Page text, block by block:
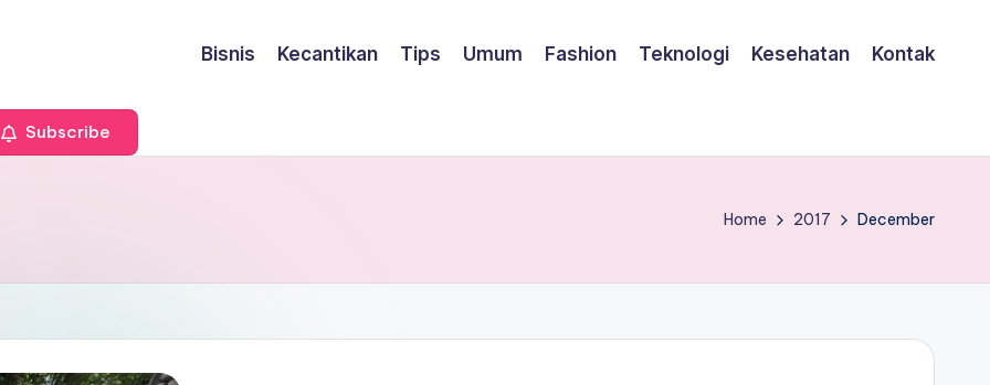
Bisnis Kecantikan Tips Umum Fashion Teknologi Kesehatan Kontak
Subscribe
Home 2017 December